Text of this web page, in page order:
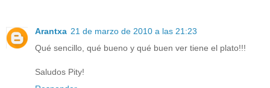
Arantxa 21 de marzo de 2010 a las 21:23
Qué sencillo, qué bueno y qué buen ver tiene el plato!!!
Saludos Pity!